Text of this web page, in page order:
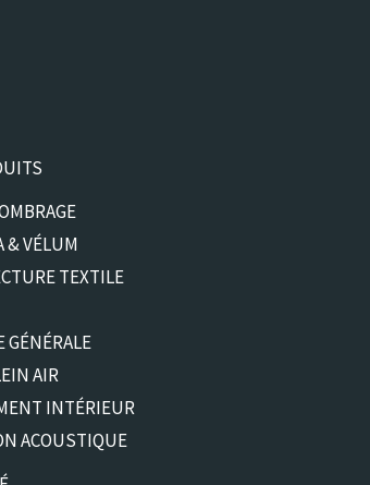
& VÉLUM
TEXTILE
GÉNÉRALE
AIR
INTÉRIEUR
ACOUSTIQUE